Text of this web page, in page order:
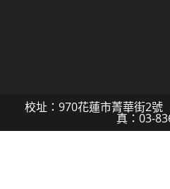
校址：970花蓮市菁華街2
真：03-